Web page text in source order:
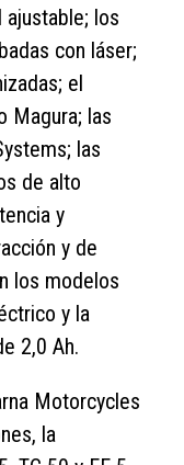
los
con láser;
el
Magura; las
las
de alto
y
y de
los modelos
y la
2,0 Ah.
Motorcycles
la